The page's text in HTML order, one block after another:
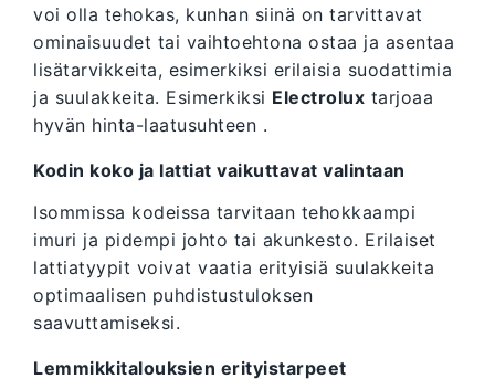
voi olla tehokas, kunhan siinä on tarvittavat
ominaisuudet tai vaihtoehtona ostaa ja asentaa
lisätarvikkeita, esimerkiksi erilaisia suodattimia
ja suulakkeita. Esimerkiksi Electrolux tarjoaa
hyvän hinta-laatusuhteen .
Kodin koko ja lattiat vaikuttavat valintaan
Isommissa kodeissa tarvitaan tehokkaampi
imuri ja pidempi johto tai akunkesto. Erilaiset
lattiatyypit voivat vaatia erityisiä suulakkeita
optimaalisen puhdistustuloksen
saavuttamiseksi.
Lemmikkitalouksien erityistarpeet